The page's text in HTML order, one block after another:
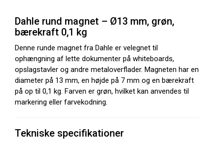
Dahle rund magnet – Ø13 mm, grøn,
bærekraft 0,1 kg
Denne runde magnet fra Dahle er velegnet til
ophængning af lette dokumenter på whiteboards,
opslagstavler og andre metaloverflader. Magneten har en
diameter på 13 mm, en højde på 7 mm og en bærekraft
på op til 0,1 kg. Farven er grøn, hvilket kan anvendes til
markering eller farvekodning.
Tekniske specifikationer